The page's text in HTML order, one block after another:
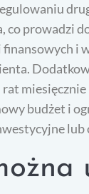
co prowadzi
i
miesięcznie
budżet i
lub